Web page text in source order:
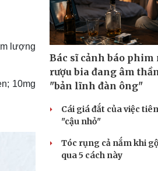
Doanh nghiệp 24h
Doanh nhân
Vì cộng đồng
Tin
Trải
Chuyển
Tư vấn
Săn Tour
Podcast
Đọc
Cửa sổ
Kể
lượng
10mg
Bác sĩ cảnh báo
rượu bia đang âm
"bản lĩnh đàn ông"
Cái giá đắt của việc
"cậu nhỏ"
Tóc rụng cả nắm khi
qua 5 cách này